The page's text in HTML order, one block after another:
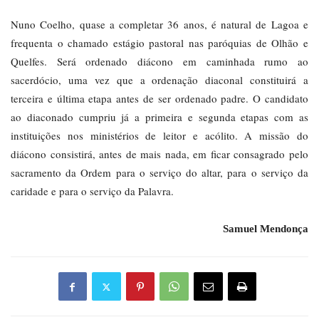
Nuno Coelho, quase a completar 36 anos, é natural de Lagoa e
frequenta o chamado estágio pastoral nas paróquias de Olhão e
Quelfes. Será ordenado diácono em caminhada rumo ao
sacerdócio, uma vez que a ordenação diaconal constituirá a
terceira e última etapa antes de ser ordenado padre. O candidato
ao diaconado cumpriu já a primeira e segunda etapas com as
instituições nos ministérios de leitor e acólito. A missão do
diácono consistirá, antes de mais nada, em ficar consagrado pelo
sacramento da Ordem para o serviço do altar, para o serviço da
caridade e para o serviço da Palavra.
Samuel Mendonça